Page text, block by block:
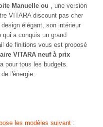
Manuelle ou
, une version
VITARA discount pas cher
élégant, son intérieur
qui a conquis un grand
de finitions vous est proposé
VITARA neuf à prix
a pour tous les budgets.
l'énergie :
les modèles suivant :